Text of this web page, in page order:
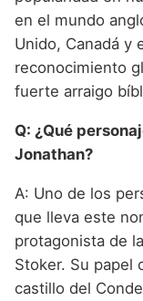
en el mundo
Unido, Canadá y
reconocimiento
fuerte arraigo
Q: ¿Qué
Jonathan?
A: Uno de los
que lleva este
protagonista de
Stoker. Su papel
castillo del